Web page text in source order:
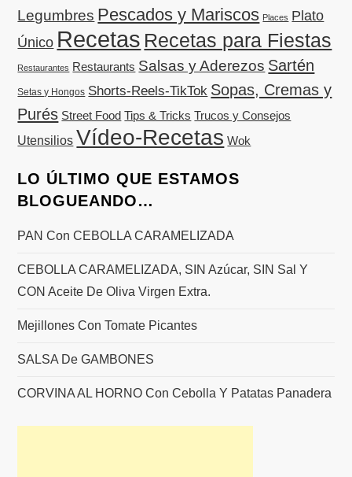
Legumbres Pescados y Mariscos Places Plato
Único Recetas Recetas para Fiestas
Restaurantes Restaurants Salsas y Aderezos Sartén
Setas y Hongos Shorts-Reels-TikTok Sopas, Cremas y
Purés Street Food Tips & Tricks Trucos y Consejos
Utensilios Vídeo-Recetas Wok
LO ÚLTIMO QUE ESTAMOS
BLOGUEANDO…
PAN Con CEBOLLA CARAMELIZADA
CEBOLLA CARAMELIZADA, SIN Azúcar, SIN Sal Y
CON Aceite De Oliva Virgen Extra.
Mejillones Con Tomate Picantes
SALSA De GAMBONES
CORVINA AL HORNO Con Cebolla Y Patatas Panadera